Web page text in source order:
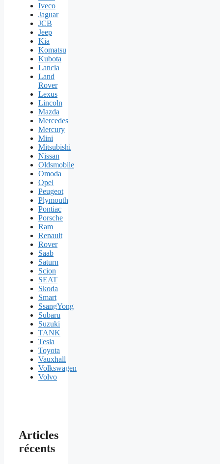
Iveco
Jaguar
JCB
Jeep
Kia
Komatsu
Kubota
Lancia
Land
Rover
Lexus
Lincoln
Mazda
Mercedes
Mercury
Mini
Mitsubishi
Nissan
Oldsmobile
Omoda
Opel
Peugeot
Plymouth
Pontiac
Porsche
Ram
Renault
Rover
Saab
Saturn
Scion
SEAT
Skoda
Smart
SsangYong
Subaru
Suzuki
TANK
Tesla
Toyota
Vauxhall
Volkswagen
Volvo
Articles
récents